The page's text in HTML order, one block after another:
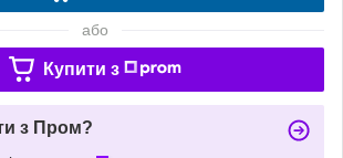
або
Купити з
з Пром?